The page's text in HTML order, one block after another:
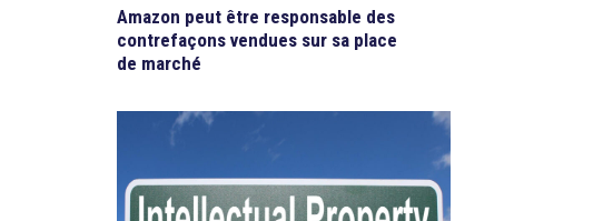
Amazon peut être responsable des
contrefaçons vendues sur sa place
de marché